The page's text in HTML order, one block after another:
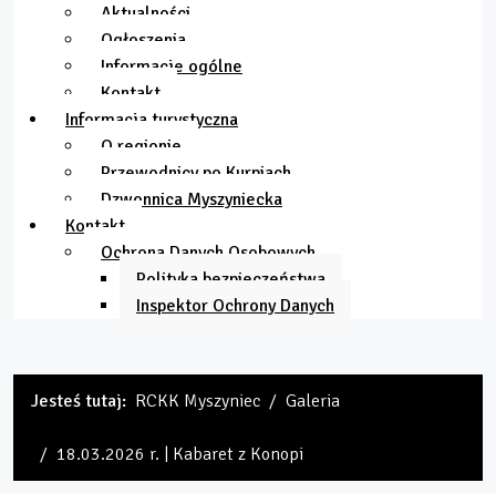
Aktualności
Ogłoszenia
Informacje ogólne
Kontakt
Informacja turystyczna
O regionie
Przewodnicy po Kurpiach
Dzwonnica Myszyniecka
Kontakt
Ochrona Danych Osobowych
Polityka bezpieczeństwa
Inspektor Ochrony Danych
Jesteś tutaj: RCKK Myszyniec Galeria
18.03.2026 r. | Kabaret z Konopi